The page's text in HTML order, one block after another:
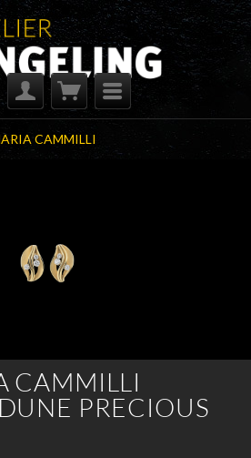
CAMMILLI
CAMMILLI
PRECIOUS